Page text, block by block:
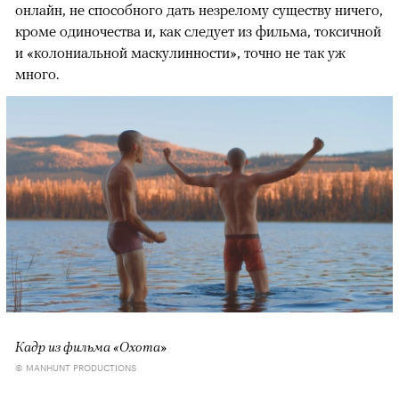
онлайн, не способного дать незрелому существу ничего,
кроме одиночества и, как следует из фильма, токсичной
и «колониальной маскулинности», точно не так уж
много.
Кадр из фильма «Охота»
© MANHUNT PRODUCTIONS